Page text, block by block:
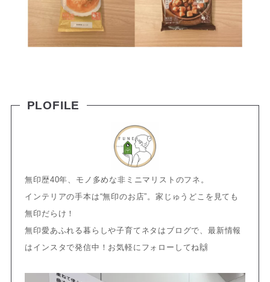
PLOFILE
無印歴40年、モノ多めな非ミニマリストのフネ。
インテリアの手本は“無印のお店”。家じゅうどこを見ても
無印だらけ！
無印愛あふれる暮らしや子育てネタはブログで、最新情報
はインスタで発信中！お気軽にフォローしてね🙌